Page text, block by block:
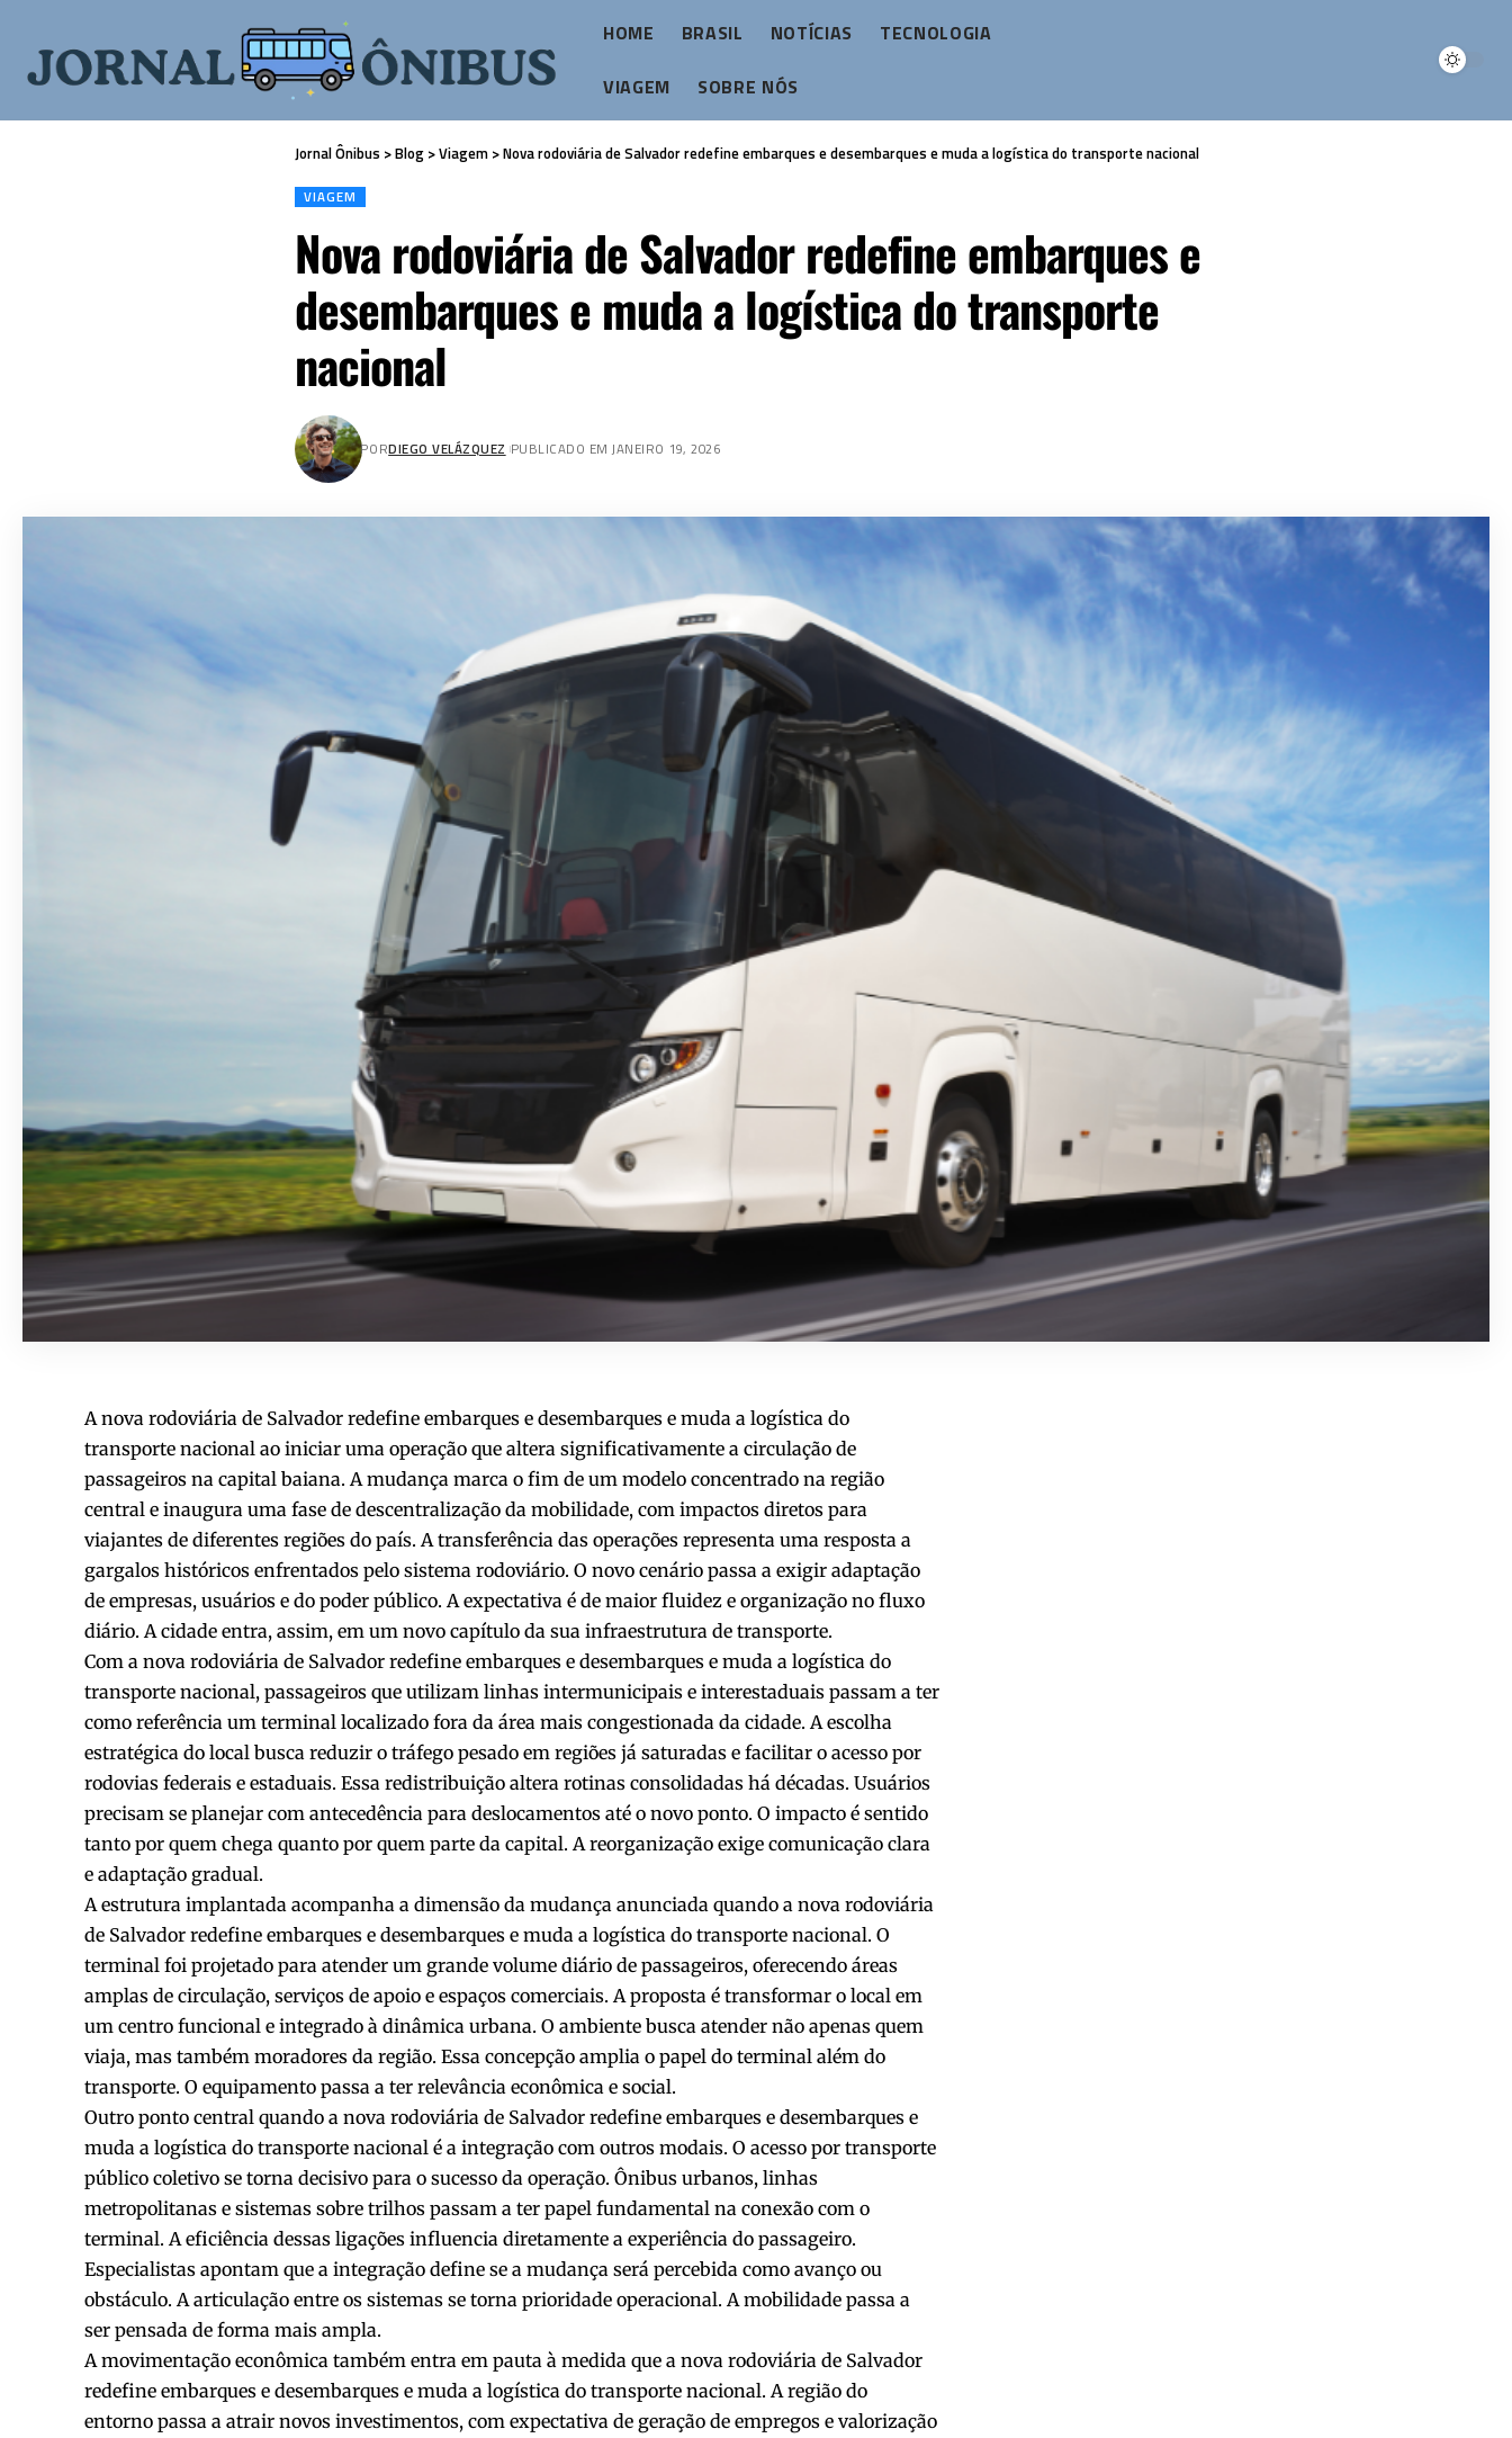
HOME BRASIL NOTÍCIAS
TECNOLOGIA
VIAGEM
SOBRE NÓS
Jornal Ônibus >Blog >Viagem >Nova rodoviária de Salvador redefine embarques e desembarques e muda a logística do transporte nacional
VIAGEM
Nova rodoviária de Salvador redefine embarques e
desembarques e muda a logística do transporte
nacional
PORDIEGO VELÁZQUEZ PUBLICADO EM JANEIRO 19, 2026
A nova rodoviária de Salvador redefine embarques e desembarques e muda a logística do
transporte nacional ao iniciar uma operação que altera significativamente a circulação de
passageiros na capital baiana. A mudança marca o fim de um modelo concentrado na região
central e inaugura uma fase de descentralização da mobilidade, com impactos diretos para
viajantes de diferentes regiões do país. A transferência das operações representa uma resposta a
gargalos históricos enfrentados pelo sistema rodoviário. O novo cenário passa a exigir adaptação
de empresas, usuários e do poder público. A expectativa é de maior fluidez e organização no fluxo
diário. A cidade entra, assim, em um novo capítulo da sua infraestrutura de transporte.
Com a nova rodoviária de Salvador redefine embarques e desembarques e muda a logística do
transporte nacional, passageiros que utilizam linhas intermunicipais e interestaduais passam a ter
como referência um terminal localizado fora da área mais congestionada da cidade. A escolha
estratégica do local busca reduzir o tráfego pesado em regiões já saturadas e facilitar o acesso por
rodovias federais e estaduais. Essa redistribuição altera rotinas consolidadas há décadas. Usuários
precisam se planejar com antecedência para deslocamentos até o novo ponto. O impacto é sentido
tanto por quem chega quanto por quem parte da capital. A reorganização exige comunicação clara
e adaptação gradual.
A estrutura implantada acompanha a dimensão da mudança anunciada quando a nova rodoviária
de Salvador redefine embarques e desembarques e muda a logística do transporte nacional. O
terminal foi projetado para atender um grande volume diário de passageiros, oferecendo áreas
amplas de circulação, serviços de apoio e espaços comerciais. A proposta é transformar o local em
um centro funcional e integrado à dinâmica urbana. O ambiente busca atender não apenas quem
viaja, mas também moradores da região. Essa concepção amplia o papel do terminal além do
transporte. O equipamento passa a ter relevância econômica e social.
Outro ponto central quando a nova rodoviária de Salvador redefine embarques e desembarques e
muda a logística do transporte nacional é a integração com outros modais. O acesso por transporte
público coletivo se torna decisivo para o sucesso da operação. Ônibus urbanos, linhas
metropolitanas e sistemas sobre trilhos passam a ter papel fundamental na conexão com o
terminal. A eficiência dessas ligações influencia diretamente a experiência do passageiro.
Especialistas apontam que a integração define se a mudança será percebida como avanço ou
obstáculo. A articulação entre os sistemas se torna prioridade operacional. A mobilidade passa a
ser pensada de forma mais ampla.
A movimentação econômica também entra em pauta à medida que a nova rodoviária de Salvador
redefine embarques e desembarques e muda a logística do transporte nacional. A região do
entorno passa a atrair novos investimentos, com expectativa de geração de empregos e valorização